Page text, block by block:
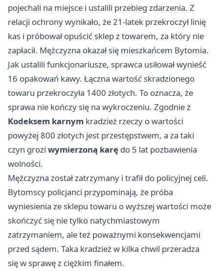
pojechali na miejsce i ustalili przebieg zdarzenia. Z
relacji ochrony wynikało, że 21-latek przekroczył linię
kas i próbował opuścić sklep z towarem, za który nie
zapłacił. Mężczyzna okazał się mieszkańcem Bytomia.
Jak ustalili funkcjonariusze, sprawca usiłował wynieść
16 opakowań kawy. Łączna wartość skradzionego
towaru przekroczyła 1400 złotych. To oznacza, że
sprawa nie kończy się na wykroczeniu. Zgodnie z
Kodeksem karnym kradzież rzeczy o wartości
powyżej 800 złotych jest przestępstwem, a za taki
czyn grozi wymierzoną karę do 5 lat pozbawienia
wolności.
Mężczyzna został zatrzymany i trafił do policyjnej celi.
Bytomscy policjanci przypominają, że próba
wyniesienia ze sklepu towaru o wyższej wartości może
skończyć się nie tylko natychmiastowym
zatrzymaniem, ale też poważnymi konsekwencjami
przed sądem. Taka kradzież w kilka chwil przeradza
się w sprawę z ciężkim finałem.